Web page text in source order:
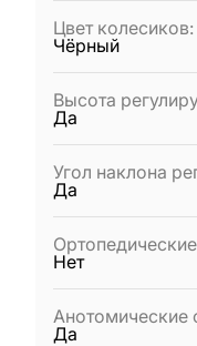
Цвет колесиков:
Чёрный
Высота
Да
Угол наклона
Да
Нет
Анотомические
Да